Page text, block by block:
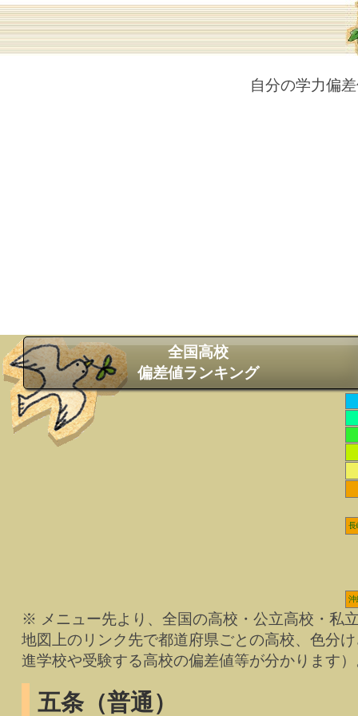
自分の学力偏
全国高校
偏差値ランキング
長
沖
※ メニュー先より、全国の高校・公立高校・私
地図上のリンク先で都道府県ごとの高校、色分
進学校や受験する高校の偏差値等が分かります
五条（普通）